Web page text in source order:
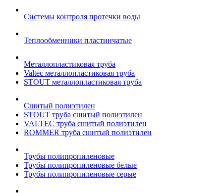
Системы контроля протечки воды
Теплообменники пластинчатые
Металлопластиковая труба
Valtec металлопластиковая труба
STOUT металлопластиковая труба
Сшитый полиэтилен
STOUT труба сшитый полиэтилен
VALTEC труба сшитый полиэтилен
ROMMER труба сшитый полиэтилен
Трубы полипропиленовые
Трубы полипропиленовые белые
Трубы полипропиленовые серые